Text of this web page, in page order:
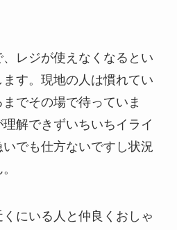
レジが使えなくなるとい
す。現地の人は慣れてい
でその場で待っていま
解できずいちいちイライ
でも仕方ないですし状況
にいる人と仲良くおしゃ